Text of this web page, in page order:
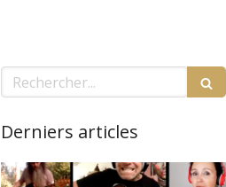
Rechercher
Derniers articles